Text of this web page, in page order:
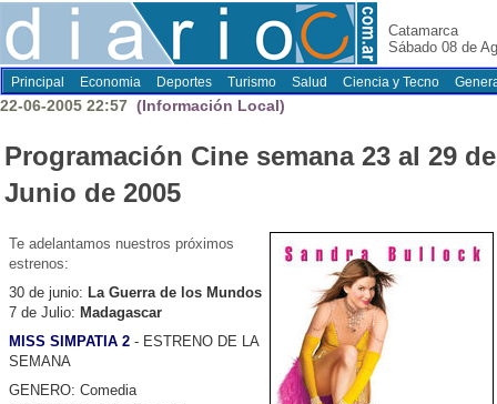
Catamarca
Sábado 08 de
Principal Economia Deportes Turismo Salud Ciencia y Tecno
22-06-2005 22:57 (Información Local)
Programación Cine semana 23 al 29 de
Junio de 2005
Te adelantamos nuestros próximos
estrenos:
30 de junio: La Guerra de los Mundos
7 de Julio: Madagascar
MISS SIMPATIA 2 - ESTRENO DE LA
SEMANA
GENERO: Comedia